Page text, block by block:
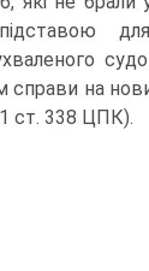
для
справи на
ст. 338 ЦПК).